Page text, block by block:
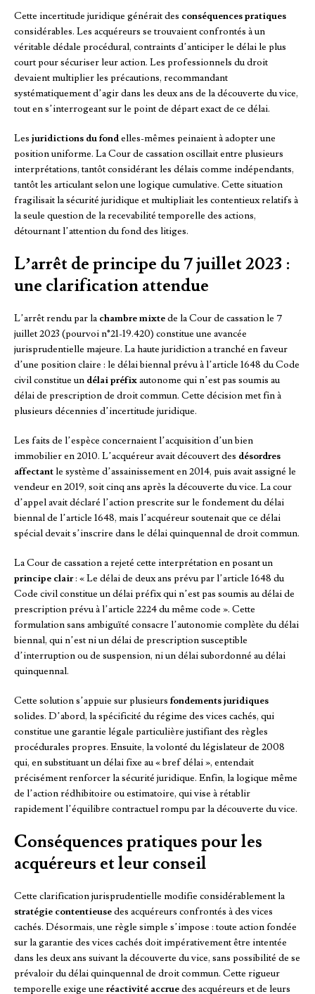
Cette incertitude juridique générait des conséquences pratiques
considérables. Les acquéreurs se trouvaient confrontés à un
véritable dédale procédural, contraints d’anticiper le délai le plus
court pour sécuriser leur action. Les professionnels du droit
devaient multiplier les précautions, recommandant
systématiquement d’agir dans les deux ans de la découverte du vice,
tout en s’interrogeant sur le point de départ exact de ce délai.
Les juridictions du fondelles-mêmes peinaient à adopter une
position uniforme. La Cour de cassation oscillait entre plusieurs
interprétations, tantôt considérant les délais comme indépendants,
tantôt les articulant selon une logique cumulative. Cette situation
fragilisait la sécurité juridique et multipliait les contentieux relatifs à
la seule question de la recevabilité temporelle des actions,
détournant l’attention du fond des litiges.
L’arrêt de principe du 7 juillet 2023 :
une clarification attendue
L’arrêt rendu par la chambre mixtede la Cour de cassation le 7
juillet 2023 (pourvoi n°21-19.420) constitue une avancée
jurisprudentielle majeure. La haute juridiction a tranché en faveur
d’une position claire : le délai biennal prévu à l’article 1648 du Code
civil constitue un délai préfixautonome qui n’est pas soumis au
délai de prescription de droit commun. Cette décision met fin à
plusieurs décennies d’incertitude juridique.
Les faits de l’espèce concernaient l’acquisition d’un bien
immobilier en 2010. L’acquéreur avait découvert des désordres
affectantle système d’assainissement en 2014, puis avait assigné le
vendeur en 2019, soit cinq ans après la découverte du vice. La cour
d’appel avait déclaré l’action prescrite sur le fondement du délai
biennal de l’article 1648, mais l’acquéreur soutenait que ce délai
spécial devait s’inscrire dans le délai quinquennal de droit commun.
La Cour de cassation a rejeté cette interprétation en posant un
principe clair: « Le délai de deux ans prévu par l’article 1648 du
Code civil constitue un délai préfix qui n’est pas soumis au délai de
prescription prévu à l’article 2224 du même code ». Cette
formulation sans ambiguïté consacre l’autonomie complète du délai
biennal, qui n’est ni un délai de prescription susceptible
d’interruption ou de suspension, ni un délai subordonné au délai
quinquennal.
Cette solution s’appuie sur plusieurs fondements juridiques
solides. D’abord, la spécificité du régime des vices cachés, qui
constitue une garantie légale particulière justifiant des règles
procédurales propres. Ensuite, la volonté du législateur de 2008
qui, en substituant un délai fixe au « bref délai », entendait
précisément renforcer la sécurité juridique. Enfin, la logique même
de l’action rédhibitoire ou estimatoire, qui vise à rétablir
rapidement l’équilibre contractuel rompu par la découverte du vice.
Conséquences pratiques pour les
acquéreurs et leur conseil
Cette clarification jurisprudentielle modifie considérablement la
stratégie contentieusedes acquéreurs confrontés à des vices
cachés. Désormais, une règle simple s’impose : toute action fondée
sur la garantie des vices cachés doit impérativement être intentée
dans les deux ans suivant la découverte du vice, sans possibilité de se
prévaloir du délai quinquennal de droit commun. Cette rigueur
temporelle exige une réactivité accruedes acquéreurs et de leurs